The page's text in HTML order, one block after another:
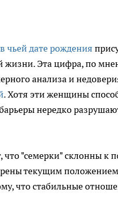
чьей дате рождения
жизни. Эта цифра, по
анализа и
. Хотя эти женщины
нередко
"семерки" склонны к
текущим
что стабильные